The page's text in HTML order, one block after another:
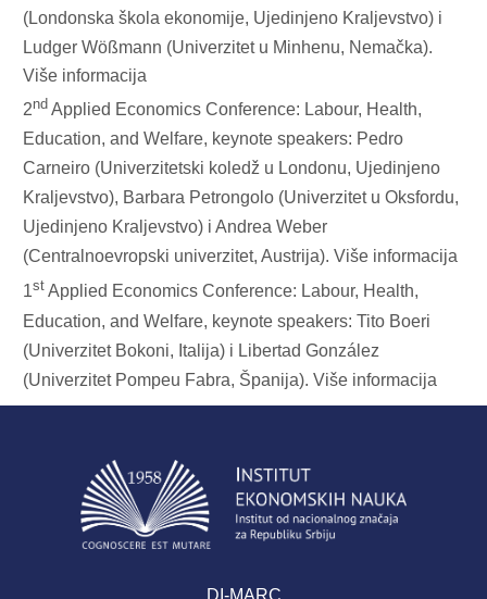
(Londonska škola ekonomije, Ujedinjeno Kraljevstvo) i
Ludger Wößmann (Univerzitet u Minhenu, Nemačka).
Više informacija
2nd Applied Economics Conference: Labour, Health,
Education, and Welfare, keynote speakers: Pedro
Carneiro (Univerzitetski koledž u Londonu, Ujedinjeno
Kraljevstvo), Barbara Petrongolo (Univerzitet u Oksfordu,
Ujedinjeno Kraljevstvo) i Andrea Weber
(Centralnoevropski univerzitet, Austrija).Više informacija
1st Applied Economics Conference: Labour, Health,
Education, and Welfare, keynote speakers: Tito Boeri
(Univerzitet Bokoni, Italija) i Libertad González
(Univerzitet Pompeu Fabra, Španija).Više informacija